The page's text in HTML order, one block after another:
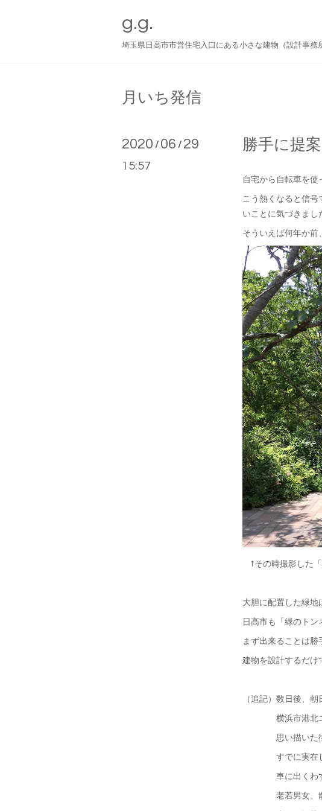
g.g.
埼玉県日高市市営住宅入口にある小さな建物（設計事務
月いち発信
2020 / 06 / 29
15:57
勝手に提案
自宅から自転車を使
こう熱くなると信
いことに気づきまし
そういえば何年か前
↑その時撮影した
大胆に配置した緑地
日高市も「緑のトン
まず出来ることは勝
建物を設計するだけ
（追記）数日後、
横浜市港北ニュ
思い描いた街は
すでに実在し
車に出くわすこ
老若男女、散歩